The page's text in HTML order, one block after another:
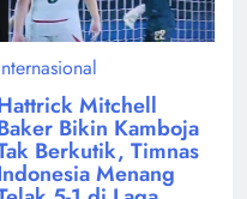
Mitchell
Bikin Kamboja
Berkutik, Timnas
Menang